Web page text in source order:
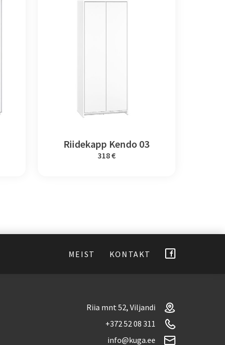
Riidekapp Kendo 03
318 €
MEIST KONTAKT
Riia mnt 52, Viljandi
+372 52 08 311
info@kuga.ee